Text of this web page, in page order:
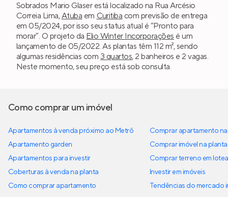
Sobrados Mario Glaser está localizado na Rua Arcésio
Correia Lima,Atuba em Curitiba com previsão de entrega
em 05/2024, por isso seu status atual é “Pronto para
morar”. O projeto da Elio Winter Incorporações é um
lançamento de 05/2022. As plantas têm 112 m², sendo
algumas residências com 3 quartos, 2 banheiros e 2 vagas.
Neste momento, seu preço está sob consulta.
Como comprar um imóvel
Apartamentos à venda próximo ao Metrô
Apartamento garden
Apartamentos para investir
Coberturas à venda na planta
Como comprar apartamento
Comprar apartamento
Comprar imóvel na planta
Comprar terreno em
Investir em imóveis
Tendências do mercado